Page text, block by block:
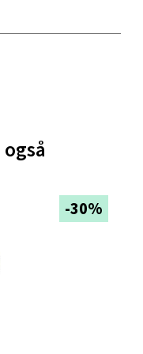
-30%
7340 Oppdal